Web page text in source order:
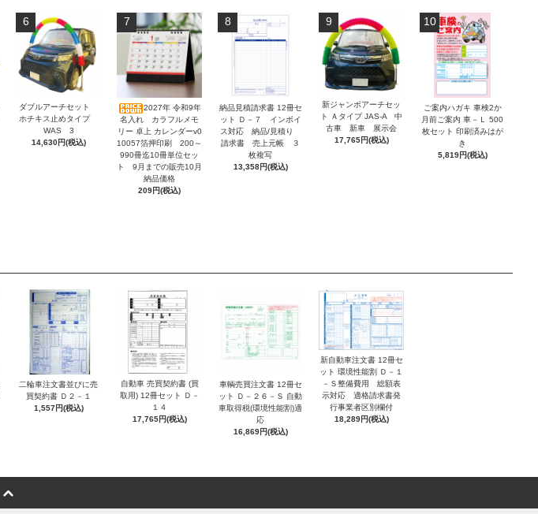
6
ダブルアーチセット
ホチキス止めタイプ
WAS 3
14,630円(税込)
7
2027年 令和9年
名入れ カラフルメモ
リー 卓上 カレンダーv0
10057箔押印刷 200～
990冊迄10冊単位セッ
ト 9月までの販売10月
納品価格
209円(税込)
8
納品見積請求書 12冊セ
ット Ｄ－７ インボイ
ス対応 納品/見積り
請求書 売上元帳 ３
枚複写
13,358円(税込)
9
新ジャンボアーチセッ
ト Ａタイプ JAS-A 中
古車 新車 展示会
17,765円(税込)
10
ご案内ハガキ 車検2か
月前ご案内 車－Ｌ 500
枚セット 印刷済みはが
き
5,819円(税込)
二輪車注文書並びに売
買契約書 Ｄ２－１
1,557円(税込)
自動車 売買契約書 (買
取用) 12冊セット Ｄ－
１４
17,765円(税込)
車輌売買注文書 12冊セ
ット Ｄ－２６－Ｓ 自動
車取得税(環境性能割)適
応
16,869円(税込)
新自動車注文書 12冊セ
ット 環境性能割 Ｄ－１
－Ｓ整備費用 総額表
示対応 適格請求書発
行事業者区別欄付
18,289円(税込)